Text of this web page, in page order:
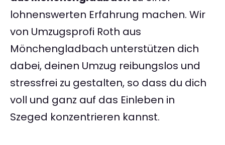
lohnenswerten Erfahrung machen. Wir
von Umzugsprofi Roth aus
Mönchengladbach unterstützen dich
dabei, deinen Umzug reibungslos und
stressfrei zu gestalten, so dass du dich
voll und ganz auf das Einleben in
Szeged konzentrieren kannst.